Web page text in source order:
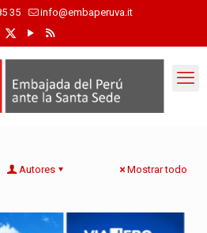
35 info@embaperuva.it
Autores Mostrar todo